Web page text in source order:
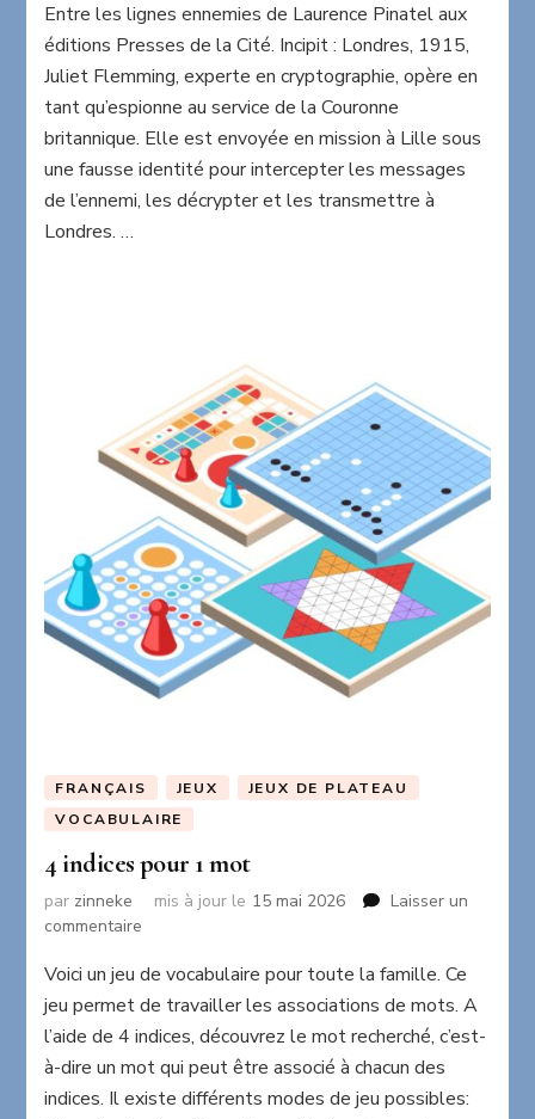
les
lignes
ennemies
Laurence
Pinatel
Entre les lignes ennemies de Laurence Pinatel aux
éditions Presses de la Cité. Incipit : Londres, 1915,
Juliet Flemming, experte en cryptographie, opère en
tant qu’espionne au service de la Couronne
britannique. Elle est envoyée en mission à Lille sous
une fausse identité pour intercepter les messages
de l’ennemi, les décrypter et les transmettre à
Londres. …
FRANÇAIS JEUX
JEUX DE PLATEAU
VOCABULAIRE
4 indices pour 1 mot
par zinneke mis à jour le 15 mai 2026
Laisser un
commentaire
indices
pour
Voici un jeu de vocabulaire pour toute la famille. Ce
jeu permet de travailler les associations de mots. A
l’aide de 4 indices, découvrez le mot recherché, c’est-
à-dire un mot qui peut être associé à chacun des
indices. Il existe différents modes de jeu possibles: